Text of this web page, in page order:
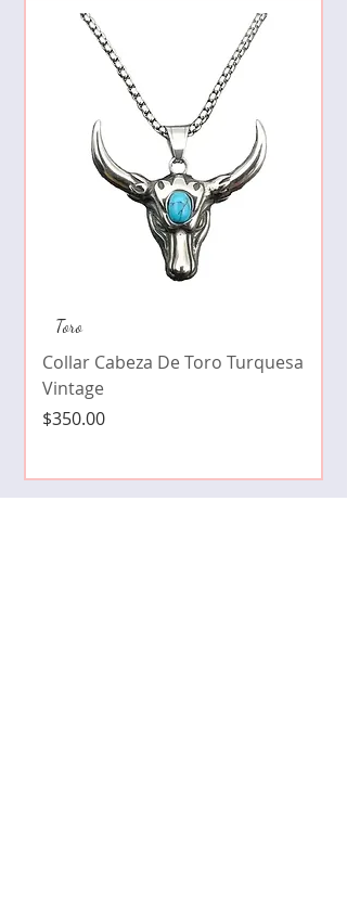
Toro
Collar Cabeza De Toro Turquesa
Vintage
Precio
$350.00